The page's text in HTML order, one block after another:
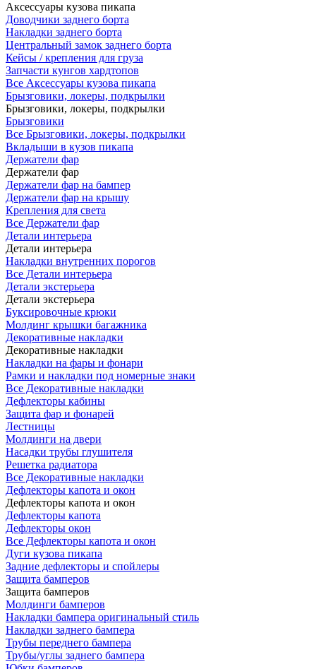
Аксессуары кузова пикапа
Доводчики заднего борта
Накладки заднего борта
Центральный замок заднего борта
Кейсы / крепления для груза
Запчасти кунгов хардтопов
Все Аксессуары кузова пикапа
Брызговики, локеры, подкрылки
Брызговики, локеры, подкрылки
Брызговики
Все Брызговики, локеры, подкрылки
Вкладыши в кузов пикапа
Держатели фар
Держатели фар
Держатели фар на бампер
Держатели фар на крышу
Крепления для света
Все Держатели фар
Детали интерьера
Детали интерьера
Накладки внутренних порогов
Все Детали интерьера
Детали экстерьера
Детали экстерьера
Буксировочные крюки
Молдинг крышки багажника
Декоративные накладки
Декоративные накладки
Накладки на фары и фонари
Рамки и накладки под номерные знаки
Все Декоративные накладки
Дефлекторы кабины
Защита фар и фонарей
Лестницы
Молдинги на двери
Насадки трубы глушителя
Решетка радиатора
Все Декоративные накладки
Дефлекторы капота и окон
Дефлекторы капота и окон
Дефлекторы капота
Дефлекторы окон
Все Дефлекторы капота и окон
Дуги кузова пикапа
Задние дефлекторы и спойлеры
Защита бамперов
Защита бамперов
Молдинги бамперов
Накладки бампера оригинальный стиль
Накладки заднего бампера
Трубы переднего бампера
Трубы/углы заднего бампера